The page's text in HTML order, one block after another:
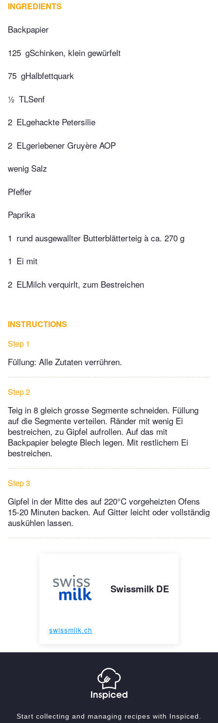
INGREDIENTS
Backpapier
125 gSchinken, klein gewürfelt
75 gHalbfettquark
½ TLSenf
2 ELgehackte Petersilie
2 ELgeriebener Gruyère AOP
wenig Salz
Pfeffer
Paprika
1 rund ausgewallter Butterblätterteig à ca. 270 g
1 Ei mit
2 ELMilch verquirlt, zum Bestreichen
INSTRUCTIONS
Step 1
Füllung: Alle Zutaten verrühren.
Step 2
Teig in 8 gleich grosse Segmente schneiden. Füllung
auf die Segmente verteilen. Ränder mit wenig Ei
bestreichen, zu Gipfel aufrollen. Auf das mit
Backpapier belegte Blech legen. Mit restlichem Ei
bestreichen.
Step 3
Gipfel in der Mitte des auf 220°C vorgeheizten Ofens
15-20 Minuten backen. Auf Gitter leicht oder vollständig
auskühlen lassen.
Swissmilk DE
swissmilk.ch
Start collecting and managing recipes with Inspiced.